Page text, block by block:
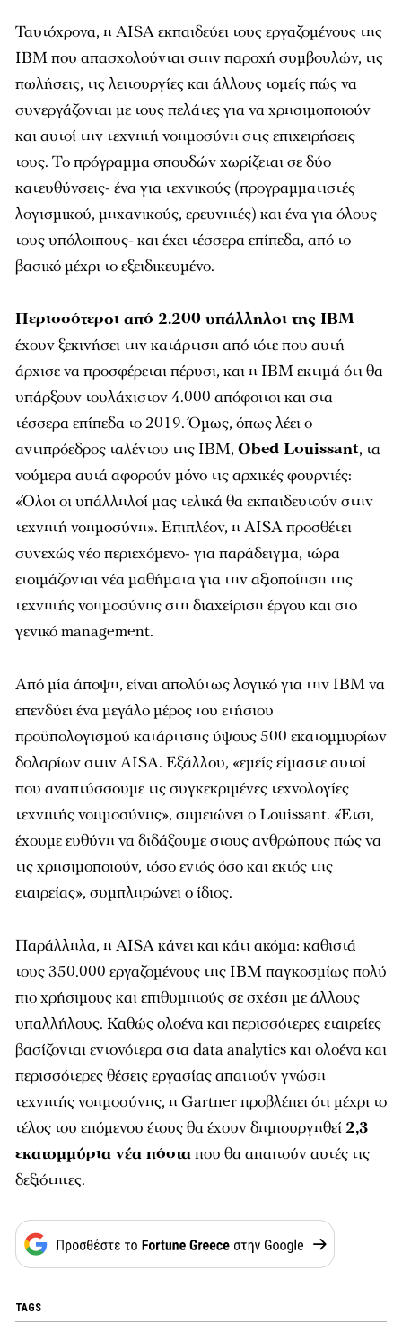
Ταυτόχρονα, η AISA εκπαιδεύει τους εργαζομένους της
IBM που απασχολούνται στην παροχή συμβουλών, τις
πωλήσεις, τις λειτουργίες και άλλους τομείς πώς να
συνεργάζονται με τους πελάτες για να χρησιμοποιούν
και αυτοί την τεχνητή νοημοσύνη στις επιχειρήσεις
τους. Το πρόγραμμα σπουδών χωρίζεται σε δύο
κατευθύνσεις- ένα για τεχνικούς (προγραμματιστές
λογισμικού, μηχανικούς, ερευνητές) και ένα για όλους
τους υπόλοιπους- και έχει τέσσερα επίπεδα, από το
βασικό μέχρι το εξειδικευμένο.
Περισσότεροι από 2.200 υπάλληλοι της IBM
έχουν ξεκινήσει την κατάρτιση από τότε που αυτή
άρχισε να προσφέρεται πέρυσι, και η IBM εκτιμά ότι θα
υπάρξουν τουλάχιστον 4.000 απόφοιτοι και στα
τέσσερα επίπεδα το 2019. Όμως, όπως λέει ο
αντιπρόεδρος ταλέντου της IBM, Obed Louissant, τα
νούμερα αυτά αφορούν μόνο τις αρχικές φουρνιές:
«Όλοι οι υπάλληλοί μας τελικά θα εκπαιδευτούν στην
τεχνητή νοημοσύνη». Επιπλέον, η AISA προσθέτει
συνεχώς νέο περιεχόμενο- για παράδειγμα, τώρα
ετοιμάζονται νέα μαθήματα για την αξιοποίηση της
τεχνητής νοημοσύνης στη διαχείριση έργου και στο
γενικό management.
Από μία άποψη, είναι απολύτως λογικό για την IBM να
επενδύει ένα μεγάλο μέρος του ετήσιου
προϋπολογισμού κατάρτισης ύψους 500 εκατομμυρίων
δολαρίων στην AISA. Εξάλλου, «εμείς είμαστε αυτοί
που αναπτύσσουμε τις συγκεκριμένες τεχνολογίες
τεχνητής νοημοσύνης», σημειώνει ο Louissant. «Έτσι,
έχουμε ευθύνη να διδάξουμε στους ανθρώπους πώς να
τις χρησιμοποιούν, τόσο εντός όσο και εκτός της
εταιρείας», συμπληρώνει ο ίδιος.
Παράλληλα, η AISA κάνει και κάτι ακόμα: καθιστά
τους 350.000 εργαζομένους της IBM παγκοσμίως πολύ
πιο χρήσιμους και επιθυμητούς σε σχέση με άλλους
υπαλλήλους. Καθώς ολοένα και περισσότερες εταιρείες
βασίζονται εντονότερα στα data analytics και ολοένα και
περισσότερες θέσεις εργασίας απαιτούν γνώση
τεχνητής νοημοσύνης, η Gartner προβλέπει ότι μέχρι το
τέλος του επόμενου έτους θα έχουν δημιουργηθεί2,3
εκατομμύρια νέα πόσταπου θα απαιτούν αυτές τις
δεξιότητες.
TAGS